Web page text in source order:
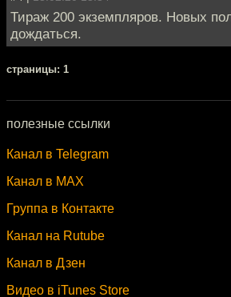
Тираж 200 экземпляров. Новых
дождаться.
cтраницы: 1
полезные ссылки
Канал в Telegram
Канал в MAX
Группа в Контакте
Канал на Rutube
Канал в Дзен
Видео в iTunes Store